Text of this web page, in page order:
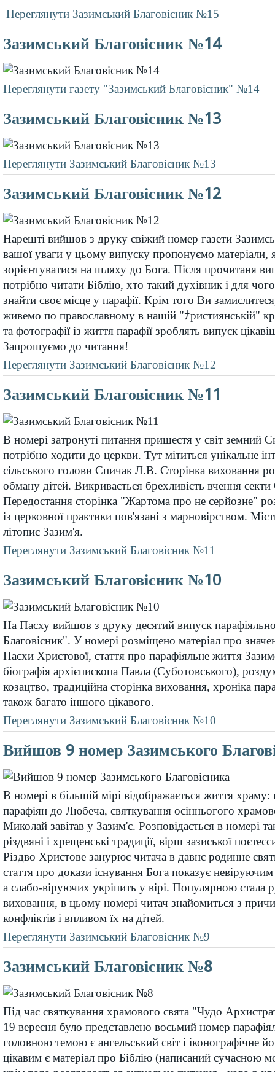
Переглянути Зазимський Благовісник №15
Зазимський Благовісник №14
Переглянути газету "Зазимський Благовісник" №14
Зазимський Благовісник №13
Переглянути Зазимський Благовісник №13
Зазимський Благовісник №12
Нарешті вийшов з друку свіжий номер газети
вашої уваги у цьому випуску пропонуємо матеріали,
зорієнтуватися на шляху до Бога. Після прочитаня
потрібно читати Біблію, хто такий духівник і для
знайти своє місце у парафії. Крім того Ви
живемо по православному в нашій "ﾅристиянській"
та фотографії із життя парафії зроблять випуск
Запрошуємо до читання!
Переглянути Зазимський Благовісник №12
Зазимський Благовісник №11
В номері затронуті питання пришестя у світ земний
потрібно ходити до церкви. Тут мітиться унікальне
сільського голови Спичак Л.В. Сторінка виховання
обману дітей. Викривається брехливість вчення
Передостання сторінка "Жартома про не серйозне"
із церковної практики пов'язані з марновірством.
літопис Зазим'я.
Переглянути Зазимський Благовісник №11
Зазимський Благовісник №10
На Пасху вийшов з друку десятий випуск
Благовісник". У номері розміщено матеріал про
Пасхи Христової, стаття про парафіяльне життя
біографія архієпископа Павла (Суботовського),
козацтво, традиційна сторінка виховання, хроніка
також багато іншого цікавого.
Переглянути Зазимський Благовісник №10
Вийшов 9 номер Зазимського
В номері в більшій мірі відображається життя храму:
парафіян до Любеча, святкування осінньогого
Миколай завітав у Зазим'є. Розповідається в номері
різдвяні і хрещенські традиції, вірш зазиської
Різдво Христове занурює читача в давнє родинне
стаття про докази існування Бога показує невіруючим
а слабо-віруючих укріпить у вірі. Популярною стала
виховання, в цьому номері читач знайомиться з
конфліктів і впливом їх на дітей.
Переглянути Зазимський Благовісник №9
Зазимський Благовісник №8
Під час святкування храмового свята "Чудо
19 вересня було представлено восьмий номер
головною темою є ангельський світ і іконографічне
цікавим є матеріал про Біблію (написаний сучасною